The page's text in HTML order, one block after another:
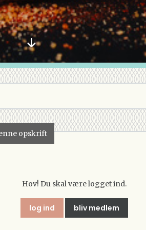
opskrift
Hov! Du skal være logget ind.
log ind bliv medlem